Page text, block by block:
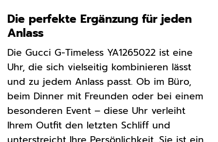
Die perfekte Ergänzung für jeden
Anlass
Die Gucci G-Timeless YA1265022 ist eine
Uhr, die sich vielseitig kombinieren lässt
und zu jedem Anlass passt. Ob im Büro,
beim Dinner mit Freunden oder bei einem
besonderen Event – diese Uhr verleiht
Ihrem Outfit den letzten Schliff und